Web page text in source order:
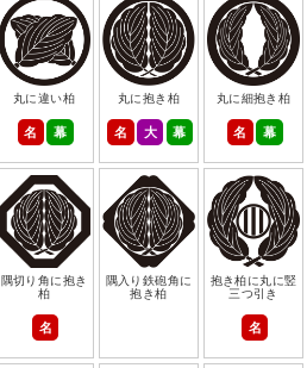
丸に違い柏
名 幕
丸に抱き柏
名 大 幕
丸に細抱き柏
名 幕
隅切り角に抱き
柏
名
隅入り鉄砲角に
抱き柏
抱き柏に丸に竪
三つ引き
名